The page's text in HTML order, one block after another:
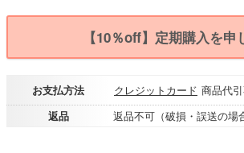
【10％off】定期購入を申
お支払方法 クレジットカード 商品代
返品
返品不可（破損・誤送の場